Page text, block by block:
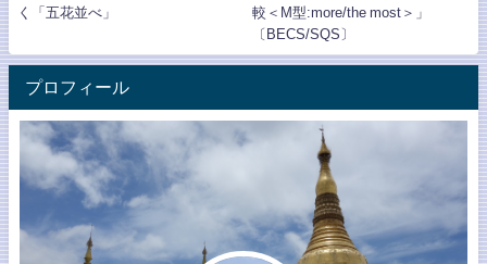
く「五花並べ」
較＜M型:more/the most＞」
〔BECS/SQS〕
プロフィール